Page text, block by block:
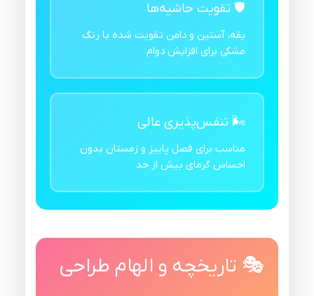
🛡️ تقویت حاشیه‌ها
یقه، آستین و دامن تقویت شده با رنگ
مشکی برای افزایش دوام
🌬️ تنفس‌پذیری عالی
مناسب برای فصل پاییز و زمستان بدون
احساس گرمای بیش از حد
🎭 تاریخچه و الهام طراحی